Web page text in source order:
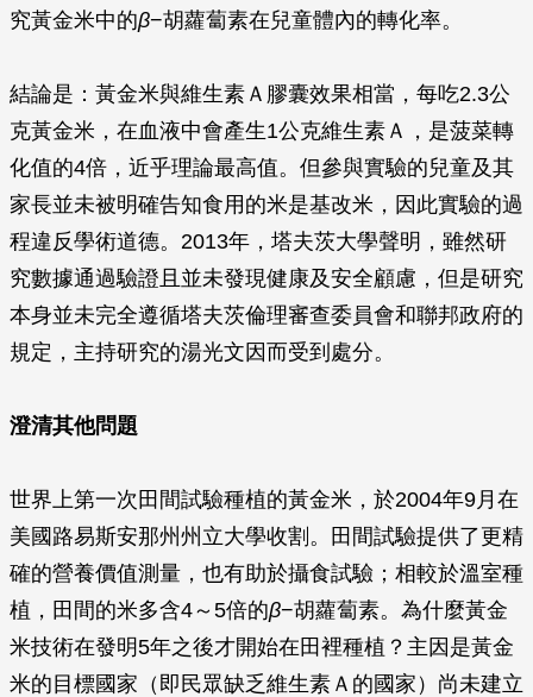
究黃金米中的β−胡蘿蔔素在兒童體內的轉化率。
結論是：黃金米與維生素Ａ膠囊效果相當，每吃2.3公
克黃金米，在血液中會產生1公克維生素Ａ，是菠菜轉
化值的4倍，近乎理論最高值。但參與實驗的兒童及其
家長並未被明確告知食用的米是基改米，因此實驗的過
程違反學術道德。2013年，塔夫茨大學聲明，雖然研
究數據通過驗證且並未發現健康及安全顧慮，但是研究
本身並未完全遵循塔夫茨倫理審查委員會和聯邦政府的
規定，主持研究的湯光文因而受到處分。
澄清其他問題
世界上第一次田間試驗種植的黃金米，於2004年9月在
美國路易斯安那州州立大學收割。田間試驗提供了更精
確的營養價值測量，也有助於攝食試驗；相較於溫室種
植，田間的米多含4～5倍的β−胡蘿蔔素。為什麼黃金
米技術在發明5年之後才開始在田裡種植？主因是黃金
米的目標國家（即民眾缺乏維生素Ａ的國家）尚未建立